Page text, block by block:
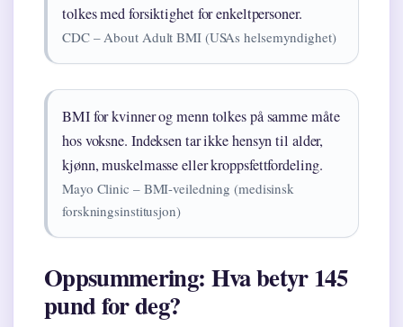
tolkes med forsiktighet for enkeltpersoner.
CDC – About Adult BMI (USAs helsemyndighet)
BMI for kvinner og menn tolkes på samme måte
hos voksne. Indeksen tar ikke hensyn til alder,
kjønn, muskelmasse eller kroppsfettfordeling.
Mayo Clinic – BMI-veiledning (medisinsk
forskningsinstitusjon)
Oppsummering: Hva betyr 145
pund for deg?